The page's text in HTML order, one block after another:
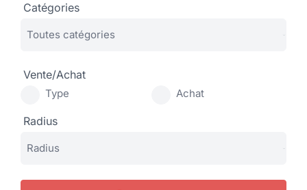
Catégories
Vente/Achat
Type Achat
Radius